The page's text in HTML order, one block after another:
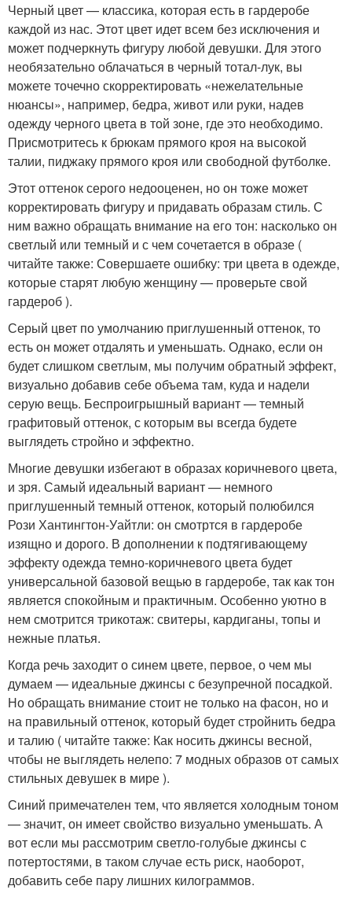
Черный цвет — классика, которая есть в гардеробе
каждой из нас. Этот цвет идет всем без исключения и
может подчеркнуть фигуру любой девушки. Для этого
необязательно облачаться в черный тотал-лук, вы
можете точечно скорректировать «нежелательные
нюансы», например, бедра, живот или руки, надев
одежду черного цвета в той зоне, где это необходимо.
Присмотритесь к брюкам прямого кроя на высокой
талии, пиджаку прямого кроя или свободной футболке.
Этот оттенок серого недооценен, но он тоже может
корректировать фигуру и придавать образам стиль. С
ним важно обращать внимание на его тон: насколько он
светлый или темный и с чем сочетается в образе (
читайте также: Совершаете ошибку: три цвета в одежде,
которые старят любую женщину — проверьте свой
гардероб ).
Серый цвет по умолчанию приглушенный оттенок, то
есть он может отдалять и уменьшать. Однако, если он
будет слишком светлым, мы получим обратный эффект,
визуально добавив себе объема там, куда и надели
серую вещь. Беспроигрышный вариант — темный
графитовый оттенок, с которым вы всегда будете
выглядеть стройно и эффектно.
Многие девушки избегают в образах коричневого цвета,
и зря. Самый идеальный вариант — немного
приглушенный темный оттенок, который полюбился
Рози Хантингтон-Уайтли: он смотртся в гардеробе
изящно и дорого. В дополнении к подтягивающему
эффекту одежда темно-коричневого цвета будет
универсальной базовой вещью в гардеробе, так как тон
является спокойным и практичным. Особенно уютно в
нем смотрится трикотаж: свитеры, кардиганы, топы и
нежные платья.
Когда речь заходит о синем цвете, первое, о чем мы
думаем — идеальные джинсы с безупречной посадкой.
Но обращать внимание стоит не только на фасон, но и
на правильный оттенок, который будет стройнить бедра
и талию ( читайте также: Как носить джинсы весной,
чтобы не выглядеть нелепо: 7 модных образов от самых
стильных девушек в мире ).
Синий примечателен тем, что является холодным тоном
— значит, он имеет свойство визуально уменьшать. А
вот если мы рассмотрим светло-голубые джинсы с
потертостями, в таком случае есть риск, наоборот,
добавить себе пару лишних килограммов.